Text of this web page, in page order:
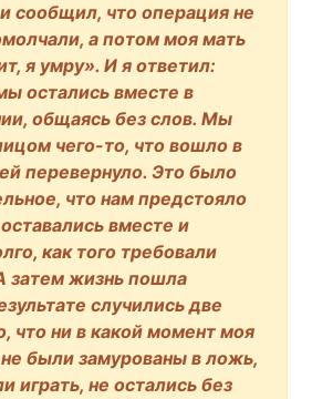
сообщил, что операция не
а потом моя мать
я умру». И я ответил:
остались вместе в
общаясь без слов. Мы
чего-то, что вошло в
перевернуло. Это было
что нам предстояло
вместе и
как того требовали
затем жизнь пошла
случились две
что ни в какой момент моя
были замурованы в ложь,
играть, не остались без